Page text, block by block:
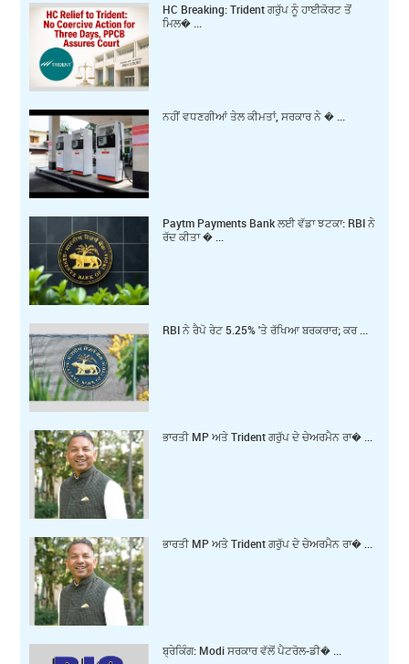
HC Breaking: Trident ਗਰੁੱਪ ਨੂੰ ਹਾਈਕੋਰਟ ਤੋਂ
ਮਿਲ� ...
ਨਹੀਂ ਵਧਣਗੀਆਂ ਤੇਲ ਕੀਮਤਾਂ, ਸਰਕਾਰ ਨੇ � ...
Paytm Payments Bank ਲਈ ਵੱਡਾ ਝਟਕਾ: RBI ਨੇ
ਰੱਦ ਕੀਤਾ � ...
RBI ਨੇ ਰੈਪੋ ਰੇਟ 5.25% 'ਤੇ ਰੱਖਿਆ ਬਰਕਰਾਰ; ਕਰ ...
ਭਾਰਤੀ MP ਅਤੇ Trident ਗਰੁੱਪ ਦੇ ਚੇਅਰਮੈਨ ਰਾ� ...
ਭਾਰਤੀ MP ਅਤੇ Trident ਗਰੁੱਪ ਦੇ ਚੇਅਰਮੈਨ ਰਾ� ...
ਬ੍ਰੇਕਿੰਗ: Modi ਸਰਕਾਰ ਵੱਲੋਂ ਪੈਟਰੋਲ-ਡੀ� ...